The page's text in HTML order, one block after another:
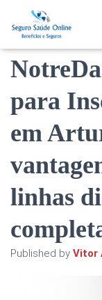
Plano
para
em
linhas
Published by Vitor